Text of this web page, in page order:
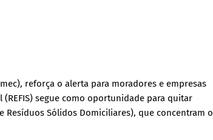
reforça o alerta para moradores e empresas
segue como oportunidade para quitar
Resíduos Sólidos Domiciliares), que concentram o